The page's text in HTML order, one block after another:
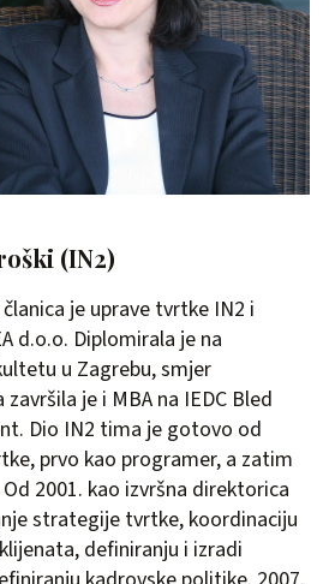
(IN2)
je uprave tvrtke IN2 i
d.o.o. Diplomirala je na
u Zagrebu, smjer
je i MBA na IEDC Bled
Dio IN2 tima je gotovo od
prvo kao programer, a zatim
2001. kao izvršna direktorica
strategije tvrtke, koordinaciju
definiranju i izradi